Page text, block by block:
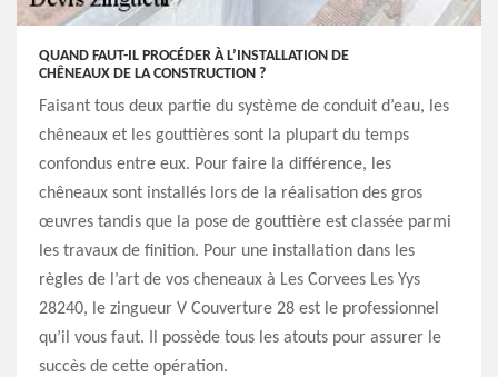
QUAND FAUT-IL PROCÉDER À L’INSTALLATION DE
CHÊNEAUX DE LA CONSTRUCTION ?
Faisant tous deux partie du système de conduit d’eau, les
chêneaux et les gouttières sont la plupart du temps
confondus entre eux. Pour faire la différence, les
chêneaux sont installés lors de la réalisation des gros
œuvres tandis que la pose de gouttière est classée parmi
les travaux de finition. Pour une installation dans les
règles de l’art de vos cheneaux à Les Corvees Les Yys
28240, le zingueur V Couverture 28 est le professionnel
qu’il vous faut. Il possède tous les atouts pour assurer le
succès de cette opération.